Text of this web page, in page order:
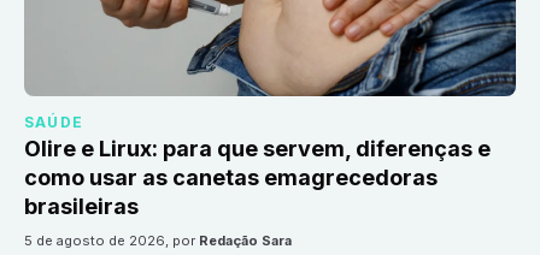
SAÚDE
Olire e Lirux: para que servem, diferenças e
como usar as canetas emagrecedoras
brasileiras
5 de agosto de 2026, por Redação Sara